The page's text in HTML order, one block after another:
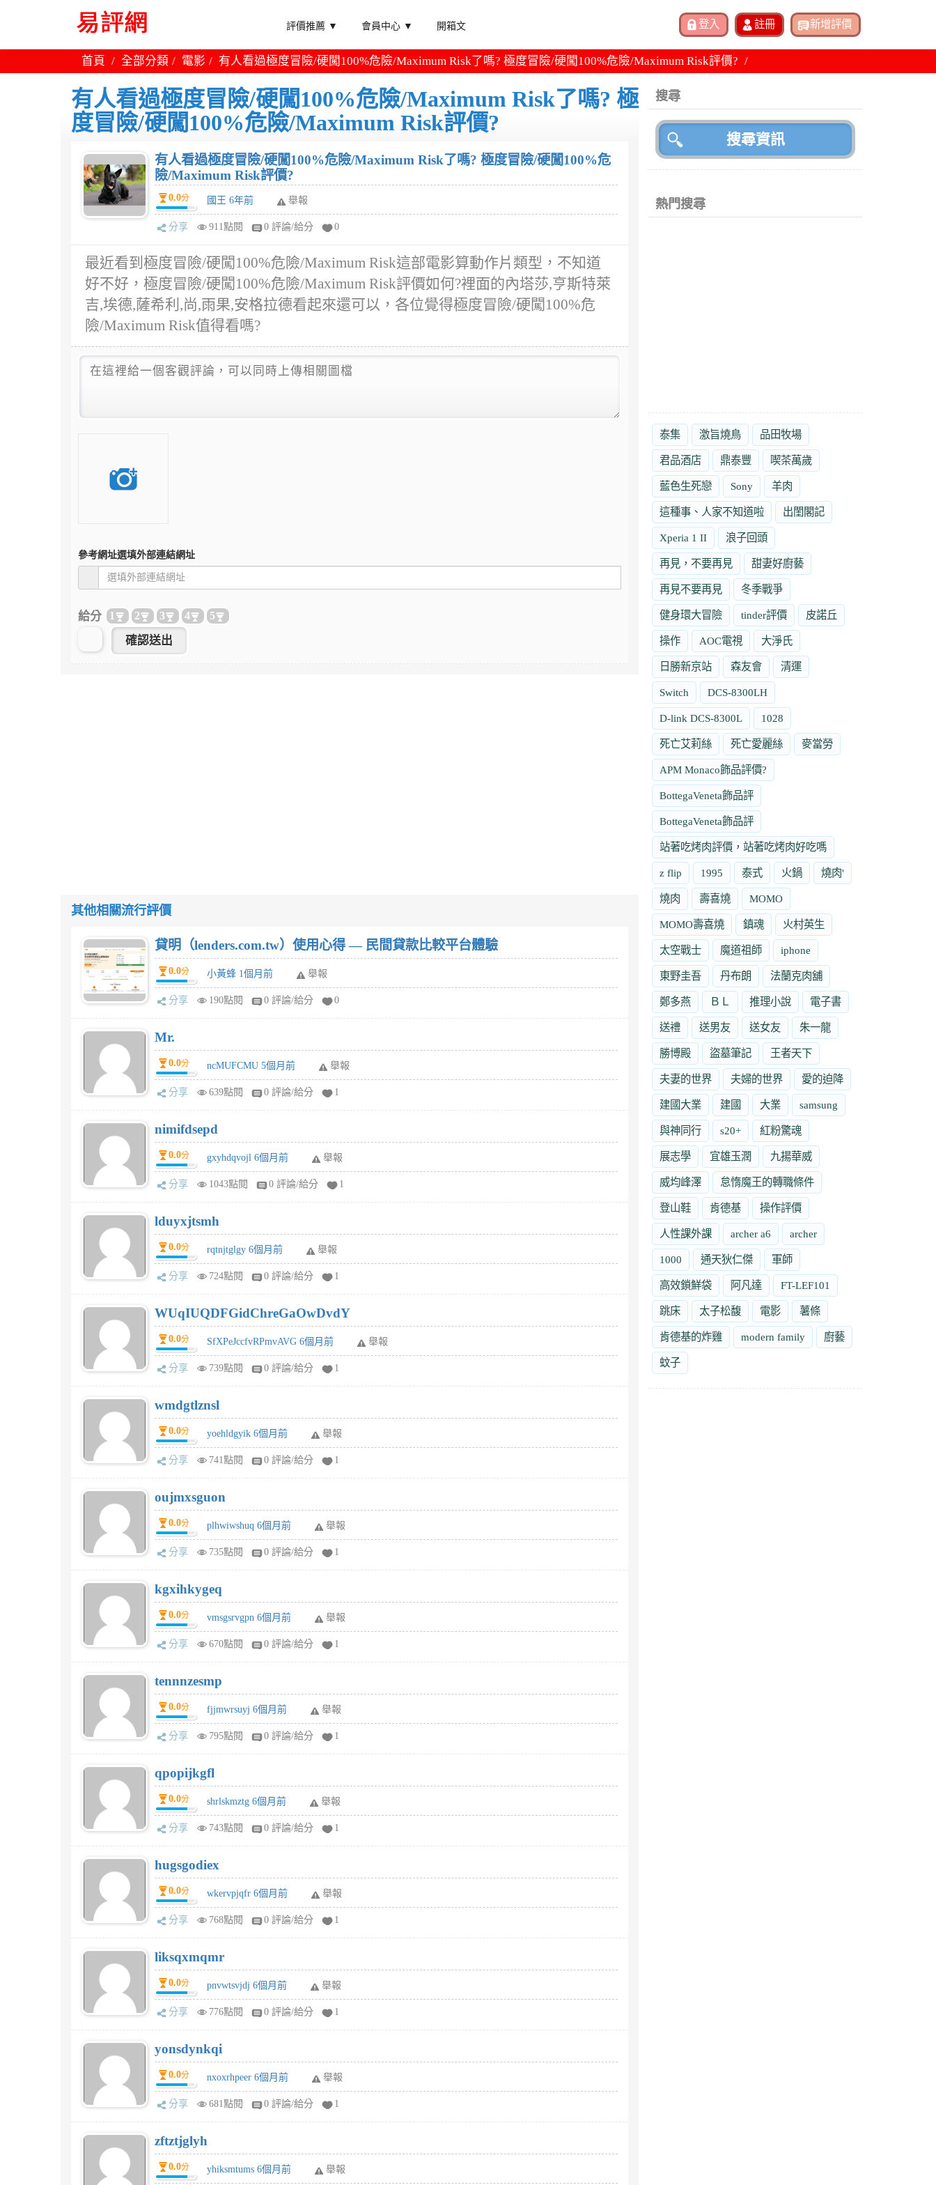
評價推薦 ▼ 會員中心 ▼ 開箱文
首頁 全部分類 電影 有人看過極度冒險/硬闖100%危險/Maximum Risk了嗎? 極度冒險/硬闖100%危險/Maximum Risk評價?
有人看過極度冒險/硬闖100%危險/Maximum Risk了嗎? 極
度冒險/硬闖100%危險/Maximum Risk評價?
有人看過極度冒險/硬闖100%危險/Maximum Risk了嗎? 極度冒險/硬闖100%危
險/Maximum Risk評價?
0.0分 國王 6年前 舉報
分享 911點閱 0 評論/給分 0
最近看到極度冒險/硬闖100%危險/Maximum Risk這部電影算動作片類型，不知道
好不好，極度冒險/硬闖100%危險/Maximum Risk評價如何?裡面的內塔莎,亨斯特萊
吉,埃德,薩希利,尚,雨果,安格拉德看起來還可以，各位覺得極度冒險/硬闖100%危
險/Maximum Risk值得看嗎?
參考網址選填外部連結網址
給分 1 2 3 4 5
其他相關流行評價
貸明（lenders.com.tw）使用心得 — 民間貸款比較平台體驗
0.0分 小黃蜂 1個月前 舉報
分享 190點閱 0 評論/給分 0
Mr.
0.0分 ncMUFCMU 5個月前 舉報
分享 639點閱 0 評論/給分 1
nimifdsepd
0.0分 gxyhdqvojl 6個月前 舉報
分享 1043點閱 0 評論/給分 1
lduyxjtsmh
0.0分 rqtnjtglgy 6個月前 舉報
分享 724點閱 0 評論/給分 1
WUqIUQDFGidChreGaOwDvdY
0.0分 SfXPeJccfvRPmvAVG 6個月前 舉報
分享 739點閱 0 評論/給分 1
wmdgtlznsl
0.0分 yoehldgyik 6個月前 舉報
分享 741點閱 0 評論/給分 1
oujmxsguon
0.0分 plhwiwshuq 6個月前 舉報
分享 735點閱 0 評論/給分 1
kgxihkygeq
0.0分 vmsgsrvgpn 6個月前 舉報
分享 670點閱 0 評論/給分 1
tennnzesmp
0.0分 fjjmwrsuyj 6個月前 舉報
分享 795點閱 0 評論/給分 1
qpopijkgfl
0.0分 shrlskmztg 6個月前 舉報
分享 743點閱 0 評論/給分 1
hugsgodiex
0.0分 wkervpjqfr 6個月前 舉報
分享 768點閱 0 評論/給分 1
liksqxmqmr
0.0分 pnvwtsvjdj 6個月前 舉報
分享 776點閱 0 評論/給分 1
yonsdynkqi
0.0分 nxoxrhpeer 6個月前 舉報
分享 681點閱 0 評論/給分 1
zftztjglyh
0.0分 yhiksmtums 6個月前 舉報
搜尋
熱門搜尋
泰集 激旨燒鳥 品田牧場
君品酒店 鼎泰豐 喫茶萬歲
藍色生死戀 Sony 羊肉
這種事、人家不知道啦 出閨閣記
Xperia 1 II 浪子回頭
再見，不要再見 甜妻好廚藝
再見不要再見 冬季戰爭
健身環大冒險 tinder評價 皮諾丘
操作 AOC電視 大淨氏
日勝新京站 森友會 清運
Switch DCS-8300LH
D-link DCS-8300L 1028
死亡艾莉絲 死亡愛麗絲 麥當勞
APM Monaco飾品評價?
BottegaVeneta飾品評
BottegaVeneta飾品評
站著吃烤肉評價，站著吃烤肉好吃嗎
z flip 1995 泰式 火鍋 燒肉'
燒肉 壽喜燒 MOMO
MOMO壽喜燒 鎮魂 火村英生
太空戰士 魔道祖師 iphone
東野圭吾 丹布朗 法蘭克肉舖
鄭多燕 ＢＬ 推理小說 電子書
送禮 送男友 送女友 朱一龍
勝博殿 盜墓筆記 王者天下
夫妻的世界 夫婦的世界 愛的迫降
建國大業 建國 大業 samsung
與神同行 s20+ 紅粉驚魂
展志學 宜雄玉潤 九揚華威
威均峰澤 怠惰魔王的轉職條件
登山鞋 肯德基 操作評價
人性課外課 archer a6 archer
1000 通天狄仁傑 軍師
高效鎖鮮袋 阿凡達 FT-LEF101
跳床 太子松馥 電影 薯條
肯德基的炸雞 modern family 廚藝
蚊子